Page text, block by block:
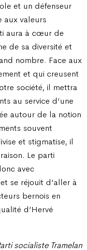
et un défenseur
aux valeurs
aura à cœur de
de sa diversité et
nombre. Face aux
et qui creusent
société, il mettra
au service d’une
autour de la notion
souvent
et stigmatise, il
Le parti
avec
se réjouit d’aller à
bernois en
d’Hervé
socialiste Tramelan